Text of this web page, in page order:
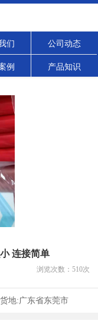
们 公司动态
例 产品知识
连接简单
浏览次数： 510次
地:广东省东莞市